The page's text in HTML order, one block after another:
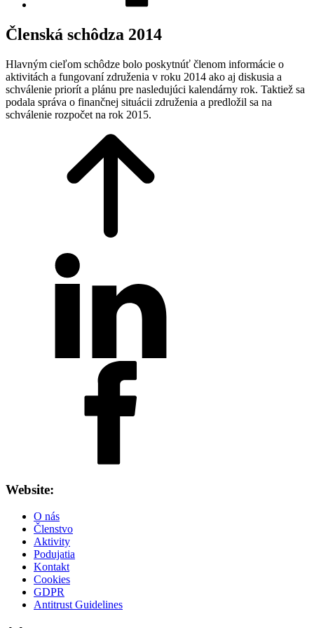
Členská schôdza 2014
Hlavným cieľom schôdze bolo poskytnúť členom informácie o
aktivitách a fungovaní združenia v roku 2014 ako aj diskusia a
schválenie priorít a plánu pre nasledujúci kalendárny rok. Taktiež sa
podala správa o finančnej situácii združenia a predložil sa na
schválenie rozpočet na rok 2015.
Website:
O nás
Členstvo
Aktivity
Podujatia
Kontakt
Cookies
GDPR
Antitrust Guidelines